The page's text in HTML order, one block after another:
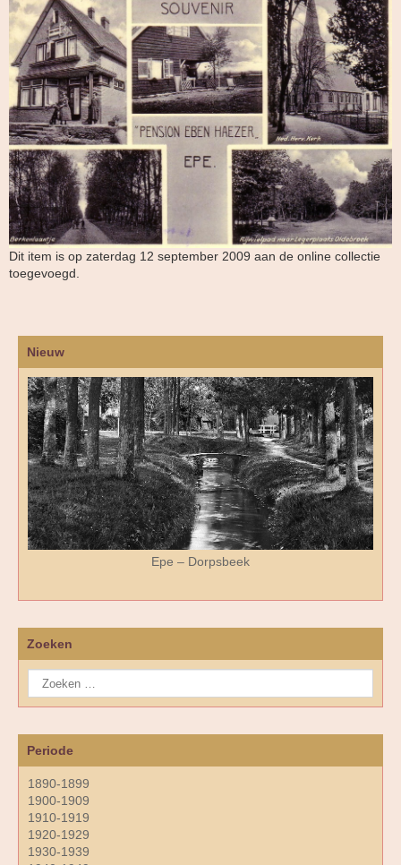
Dit item is op zaterdag 12 september 2009 aan de online collectie
toegevoegd.
Nieuw
Epe – Dorpsbeek
Zoeken
Periode
1890-1899
1900-1909
1910-1919
1920-1929
1930-1939